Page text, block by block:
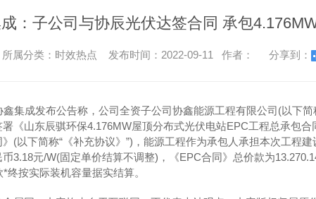
：子公司与协辰光伏达签合同 承包
所属分类：时效热点 发布时间：2022-09-11 作者： 分享到：
成发布公告称，公司全资子公司协鑫能源工程有限公司(以下简
署《山东辰骐环保4.176MW屋顶分布式光伏电站EPC工程总承包
(以下简称“《补充协议》”)，能源工程作为承包人承担本次工程
3.18元/W(固定单价结算不调整)，《EPC合同》总价款为
*终按实际装机容量据实结算。